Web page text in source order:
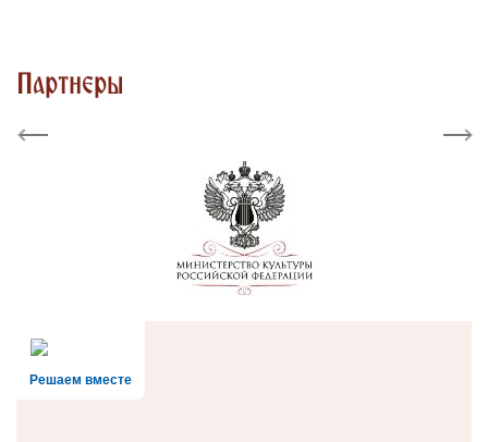
Партнеры
Previous Next
Решаем вместе